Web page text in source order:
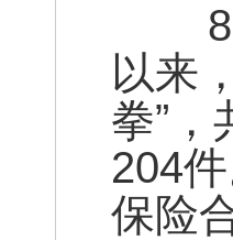
8月
以来
拳”
204
保险